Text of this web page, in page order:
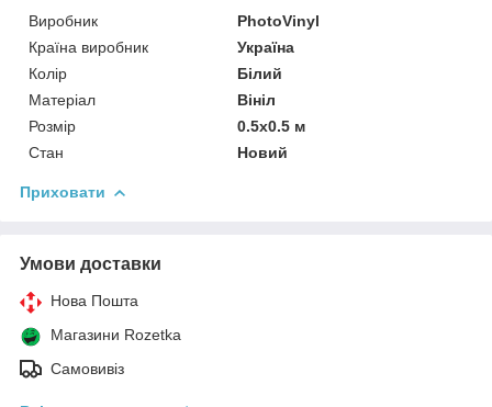
Виробник
PhotoVinyl
Країна виробник
Україна
Колір
Білий
Матеріал
Вініл
Розмір
0.5x0.5 м
Стан
Новий
Приховати
Умови доставки
Нова Пошта
Магазини Rozetka
Самовивіз